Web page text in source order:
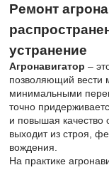
Ремонт
устранение
Агронавигатор –
позволяющий вести
минимальными
точно
и повышая качество
выходит из строя,
вождения.
На практике